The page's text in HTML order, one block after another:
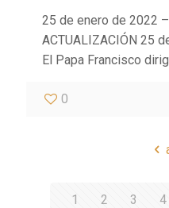
25 de enero de 2022
ACTUALIZACIÓN 25
El Papa Francisco
0
1 2 3 4